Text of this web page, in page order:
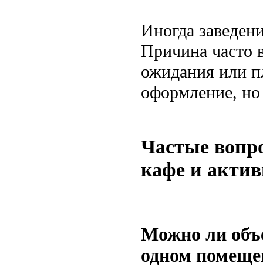
Иногда
Причина часто
ожидания или
оформление,
Частые
кафе и
Можно ли
одном